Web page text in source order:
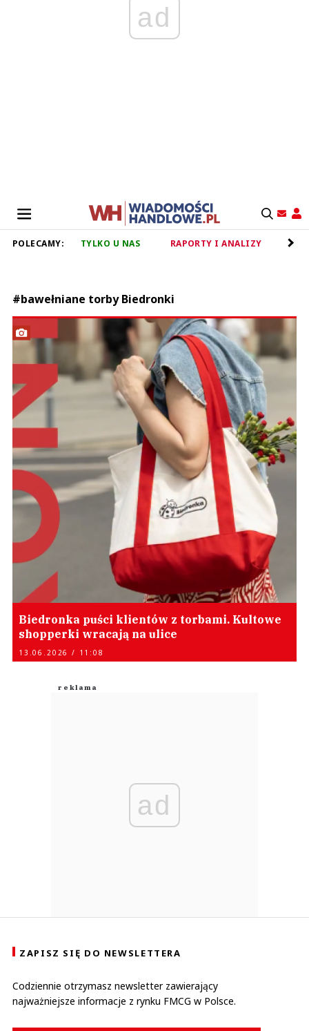
ad
POLECAMY: TYLKO U NAS RAPORTY I ANALIZY
#bawełniane torby Biedronki
Biedronka puści klientów z torbami. Kultowe
shopperki wracają na ulice
13.06.2026 / 11:08
ad
ZAPISZ SIĘ DO NEWSLETTERA
Codziennie otrzymasz newsletter zawierający
najważniejsze informacje z rynku FMCG w Polsce.